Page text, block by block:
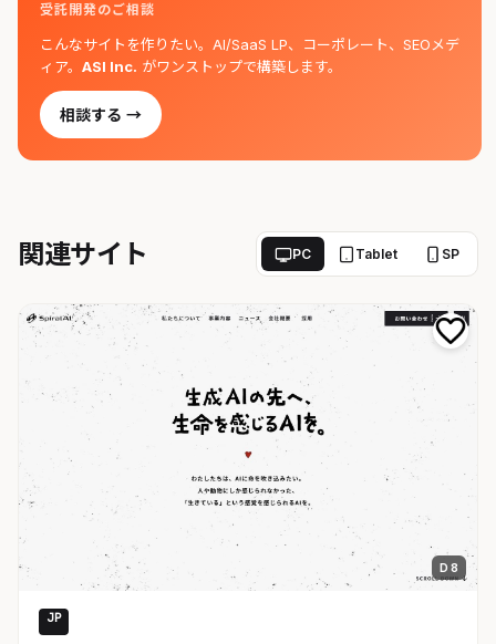
受託開発のご相談
こんなサイトを作りたい。AI/SaaS LP、コーポレート、SEOメデ
ィア。 ASI Inc. がワンストップで構築します。
相談する →
関連サイト PC Tablet SP
D 8
JP